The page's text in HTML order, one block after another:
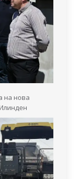
на нова